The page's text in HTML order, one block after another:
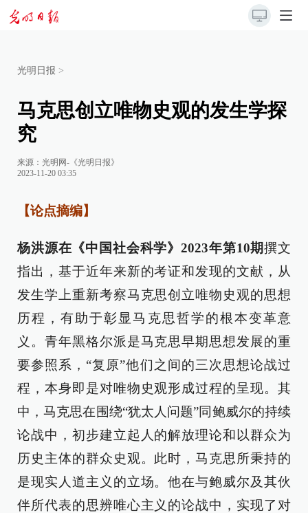
光明日报 >
马克思创立唯物史观的发生学探
究
来源： 光明网-《光明日报》
2023-11-20 03:35
【论点摘编】
杨洪源在《中国社会科学》2023年第10期撰文
指出，基于近年来新的考证和发现的文献，从
发生学上重新考察马克思创立唯物史观的思想
历程，有助于彰显马克思哲学的根本变革意
义。青年黑格尔派是马克思早期思想发展的重
要参照系，“复原”他们之间的三次思想论战过
程，本身即是对唯物史观形成过程的呈现。其
中，马克思在围绕“犹太人问题”同鲍威尔的持续
论战中，初步建立起人的解放理论和以群众为
历史主体的群众史观。此时，马克思所秉持的
是现实人道主义的立场。他在与鲍威尔及其伙
伴所代表的思辨唯心主义的论战中，实现了对